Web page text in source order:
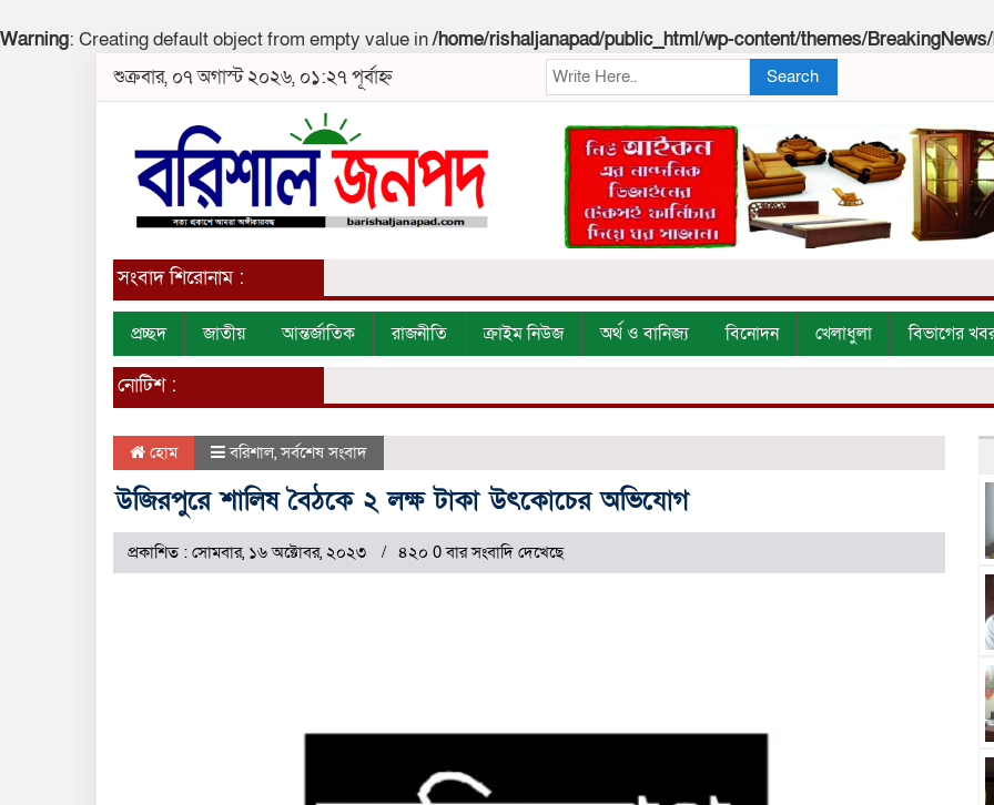
Warning: Creating default object from empty value in/home/rishaljanapad/public_html/wp-content/themes/
শুক্রবার, ০৭ অগাস্ট ২০২৬, ০১:২৭ পূর্বাহ্ন
Search
সংবাদ শিরোনাম :
প্রচ্ছদ জাতীয় আন্তর্জাতিক রাজনীতি ক্রাইম নিউজ অর্থ ও বানিজ্য বিনোদন খেলাধুলা বিভাগের
নোটিশ :
হোম বরিশাল,সর্বশেষ সংবাদ
উজিরপুরে শালিষ বৈঠকে ২ লক্ষ টাকা উৎকোচের অভিযোগ
প্রকাশিত : সোমবার, ১৬ অক্টোবর, ২০২৩ ৪২০ 0 বার সংবাদি দেখেছে